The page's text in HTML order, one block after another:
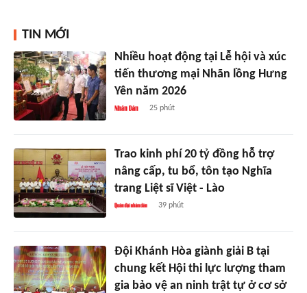
TIN MỚI
Nhiều hoạt động tại Lễ hội và xúc
tiến thương mại Nhãn lồng Hưng
Yên năm 2026
25 phút
Trao kinh phí 20 tỷ đồng hỗ trợ
nâng cấp, tu bổ, tôn tạo Nghĩa
trang Liệt sĩ Việt - Lào
39 phút
Đội Khánh Hòa giành giải B tại
chung kết Hội thi lực lượng tham
gia bảo vệ an ninh trật tự ở cơ sở